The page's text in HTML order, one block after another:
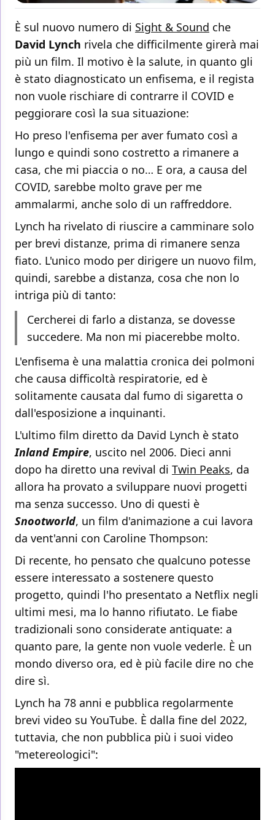
È sul nuovo numero di Sight & Sound che
David Lynch rivela che difficilmente girerà mai
più un film. Il motivo è la salute, in quanto gli
è stato diagnosticato un enfisema, e il regista
non vuole rischiare di contrarre il COVID e
peggiorare così la sua situazione:
Ho preso l'enfisema per aver fumato così a
lungo e quindi sono costretto a rimanere a
casa, che mi piaccia o no… E ora, a causa del
COVID, sarebbe molto grave per me
ammalarmi, anche solo di un raffreddore.
Lynch ha rivelato di riuscire a camminare solo
per brevi distanze, prima di rimanere senza
fiato. L'unico modo per dirigere un nuovo film,
quindi, sarebbe a distanza, cosa che non lo
intriga più di tanto:
Cercherei di farlo a distanza, se dovesse
succedere. Ma non mi piacerebbe molto.
L'enfisema è una malattia cronica dei polmoni
che causa difficoltà respiratorie, ed è
solitamente causata dal fumo di sigaretta o
dall'esposizione a inquinanti.
L'ultimo film diretto da David Lynch è stato
Inland Empire, uscito nel 2006. Dieci anni
dopo ha diretto una revival di Twin Peaks, da
allora ha provato a sviluppare nuovi progetti
ma senza successo. Uno di questi è
Snootworld, un film d'animazione a cui lavora
da vent'anni con Caroline Thompson:
Di recente, ho pensato che qualcuno potesse
essere interessato a sostenere questo
progetto, quindi l'ho presentato a Netflix negli
ultimi mesi, ma lo hanno rifiutato. Le fiabe
tradizionali sono considerate antiquate: a
quanto pare, la gente non vuole vederle. È un
mondo diverso ora, ed è più facile dire no che
dire sì.
Lynch ha 78 anni e pubblica regolarmente
brevi video su YouTube. È dalla fine del 2022,
tuttavia, che non pubblica più i suoi video
"metereologici":